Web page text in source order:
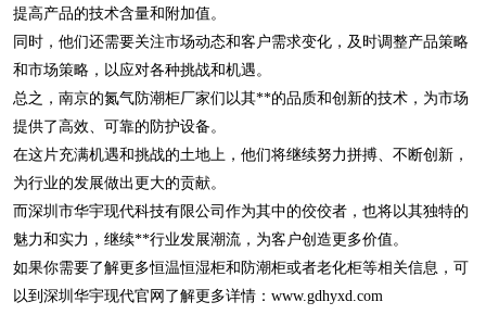
提高产品的技术含量和附加值。
同时，他们还需要关注市场动态和客户需求变化，及时调整产品策略
和市场策略，以应对各种挑战和机遇。
总之，南京的氮气防潮柜厂家们以其**的品质和创新的技术，为市场
提供了高效、可靠的防护设备。
在这片充满机遇和挑战的土地上，他们将继续努力拼搏、不断创新，
为行业的发展做出更大的贡献。
而深圳市华宇现代科技有限公司作为其中的佼佼者，也将以其独特的
魅力和实力，继续**行业发展潮流，为客户创造更多价值。
如果你需要了解更多恒温恒湿柜和防潮柜或者老化柜等相关信息，可
以到深圳华宇现代官网了解更多详情： www.gdhyxd.com